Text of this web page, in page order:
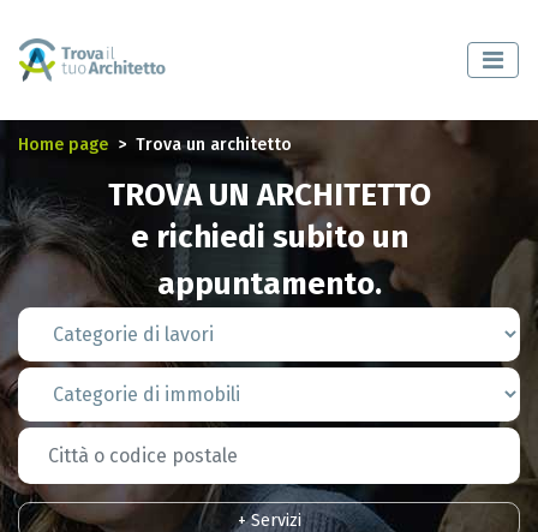
Home page Trova un architetto
TROVA UN ARCHITETTO
e richiedi subito un
appuntamento.
+ Servizi